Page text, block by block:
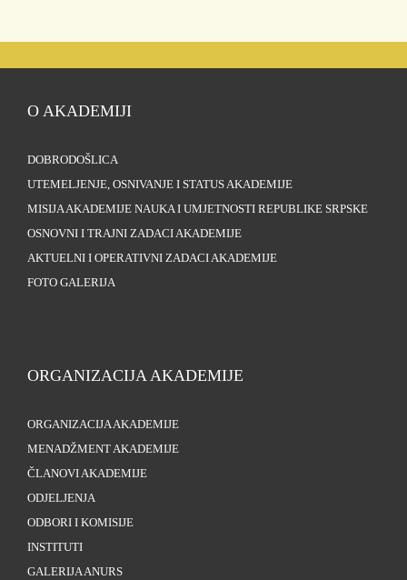
O AKADEMIJI
DOBRODOŠLICA
UTEMELJENJE, OSNIVANJE I STATUS AKADEMIJE
MISIJA AKADEMIJE NAUKA I UMJETNOSTI REPUBLIKE SRPSKE
OSNOVNI I TRAJNI ZADACI AKADEMIJE
AKTUELNI I OPERATIVNI ZADACI AKADEMIJE
FOTO GALERIJA
ORGANIZACIJA AKADEMIJE
ORGANIZACIJA AKADEMIJE
MENADŽMENT AKADEMIJE
ČLANOVI AKADEMIJE
ODJELJENJA
ODBORI I KOMISIJE
INSTITUTI
GALERIJA ANURS